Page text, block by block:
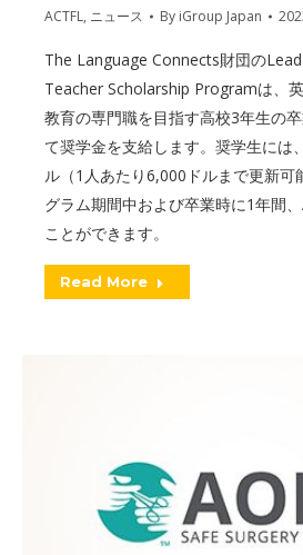
ACTFL, ニュース By iGroup Japan
The Language Connects財団の
Teacher Scholarship Programは、
教育の専門職を目指す高校3年生の
て奨学金を支給します。奨学生には
ル（1人あたり6,000ドルまで更新可
グラム期間中および卒業時に1年間
ことができます。
Read More